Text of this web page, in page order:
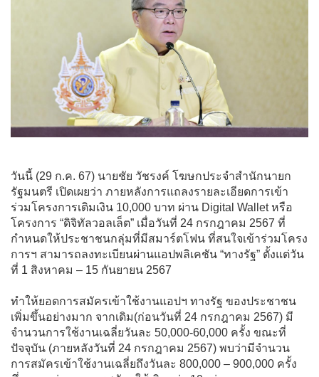
วันนี้ (29 ก.ค. 67) นายชัย วัชรงค์ โฆษกประจำสำนักนายก
รัฐมนตรี เปิดเผยว่า ภายหลังการแถลงรายละเอียดการเข้า
ร่วมโครงการเติมเงิน 10,000 บาท ผ่าน Digital Wallet หรือ
โครงการ “ดิจิทัลวอลเล็ต” เมื่อวันที่ 24 กรกฎาคม 2567 ที่
กำหนดให้ประชาชนกลุ่มที่มีสมาร์ตโฟน ที่สนใจเข้าร่วมโครง
การฯ สามารถลงทะเบียนผ่านแอปพลิเคชัน “ทางรัฐ” ตั้งแต่วัน
ที่ 1 สิงหาคม – 15 กันยายน 2567
ทำให้ยอดการสมัครเข้าใช้งานแอปฯ ทางรัฐ ของประชาชน
เพิ่มขึ้นอย่างมาก จากเดิม(ก่อนวันที่ 24 กรกฎาคม 2567) มี
จำนวนการใช้งานเฉลี่ยวันละ 50,000-60,000 ครั้ง ขณะที่
ปัจจุบัน (ภายหลังวันที่ 24 กรกฎาคม 2567) พบว่ามีจำนวน
การสมัครเข้าใช้งานเฉลี่ยถึงวันละ 800,000 – 900,000 ครั้ง